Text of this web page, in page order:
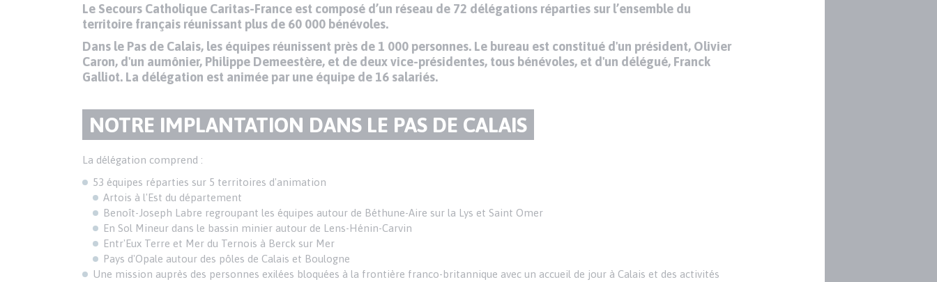
Paragraphes
de
contenu
Texte
Le Secours Catholique Caritas-France est composé d’un réseau de 72 délégations réparties sur l’ensemble du
territoire français réunissant plus de 60 000 bénévoles.
Dans le Pas de Calais, les équipes réunissent près de 1 000 personnes. Le bureau est constitué d'un président, Olivier
Caron, d'un aumônier, Philippe Demeestère, et de deux vice-présidentes, tous bénévoles, et d'un délégué, Franck
Galliot. La délégation est animée par une équipe de 16 salariés.
TITRE
DU
PARAGRAPHE
NOTRE IMPLANTATION DANS LE PAS DE CALAIS
Texte
La délégation comprend :
53 équipes réparties sur 5 territoires d'animation
Artois à l'Est du département
Benoît-Joseph Labre regroupant les équipes autour de Béthune-Aire sur la Lys et Saint Omer
En Sol Mineur dans le bassin minier autour de Lens-Hénin-Carvin
Entr'Eux Terre et Mer du Ternois à Berck sur Mer
Pays d'Opale autour des pôles de Calais et Boulogne
Une mission auprès des personnes exilées bloquées à la frontière franco-britannique avec un accueil de jour à Calais et des activités